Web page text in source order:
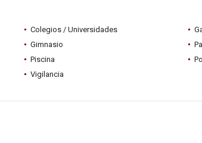
Colegios / Universidades
Gimnasio
Piscina
Vigilancia